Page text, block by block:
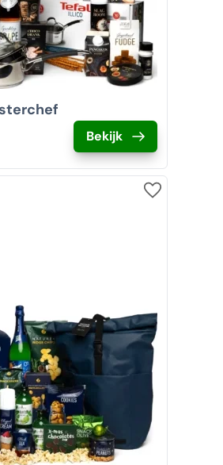
Bekijk